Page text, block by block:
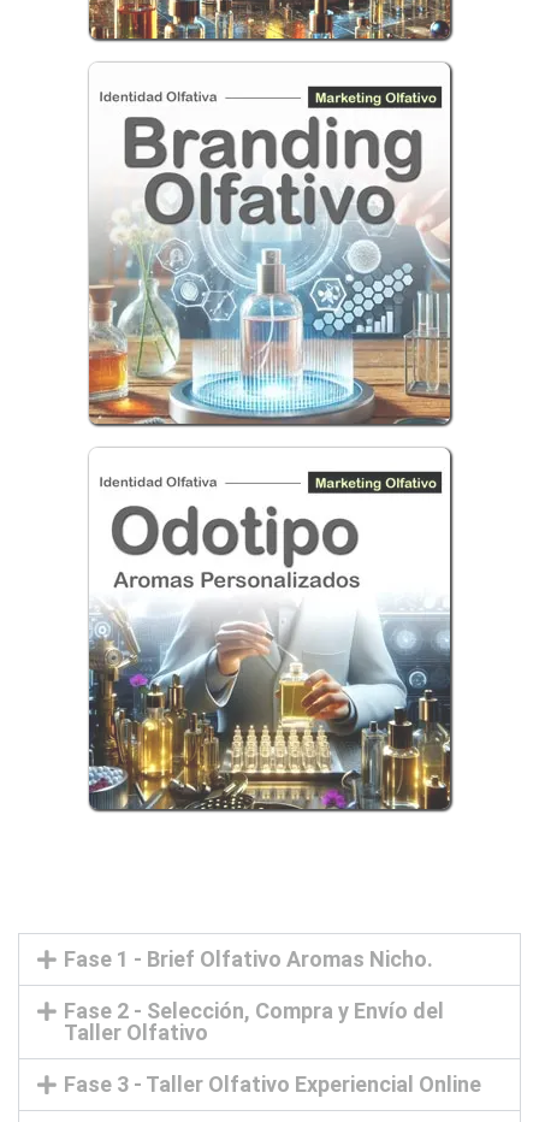
Fase 1 - Brief Olfativo Aromas Nicho.
Fase 2 - Selección, Compra y Envío del
Taller Olfativo
Fase 3 - Taller Olfativo Experiencial Online